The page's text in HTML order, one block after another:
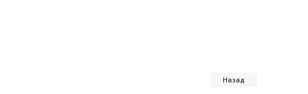
Назад